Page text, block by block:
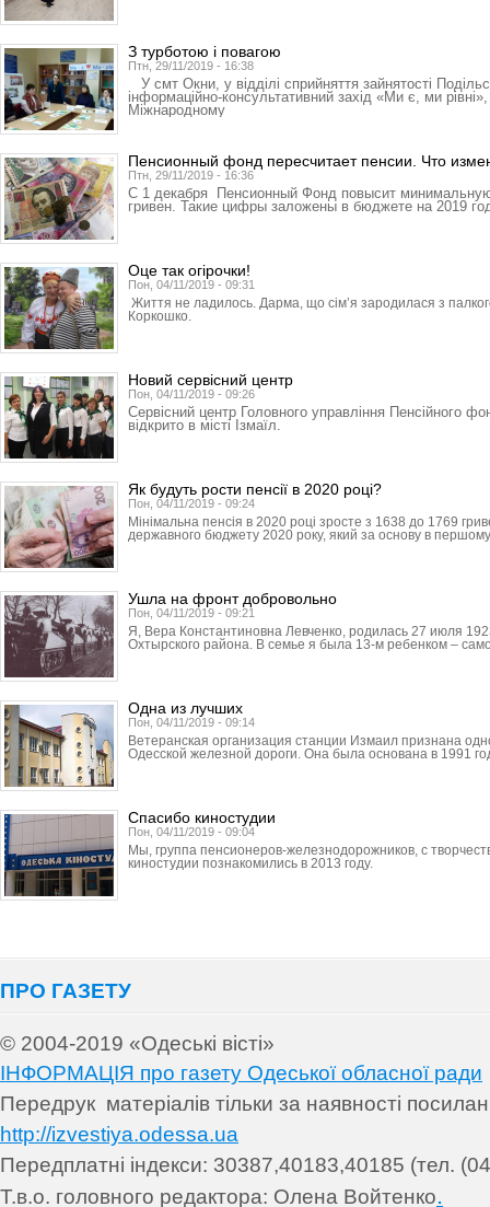
З турботою і повагою
Птн, 29/11/2019 - 16:38
У смт Окни, у відділі сприйняття зайнятості
інформаційно-консультативний захід «Ми є, ми
Міжнародному
Пенсионный фонд пересчитает пенсии. Что
Птн, 29/11/2019 - 16:36
С 1 декабря Пенсионный Фонд повысит
гривен. Такие цифры заложены в бюджете на 2019
Оце так огірочки!
Пон, 04/11/2019 - 09:31
Життя не ладилось. Дарма, що сім’я зародилася з
Коркошко.
Новий сервісний центр
Пон, 04/11/2019 - 09:26
Сервісний центр Головного управління Пенсійного
відкрито в місті Ізмаїл.
Як будуть рости пенсії в 2020 році?
Пон, 04/11/2019 - 09:24
Мінімальна пенсія в 2020 році зросте з 1638 до 1769
державного бюджету 2020 року, який за основу в
Ушла на фронт добровольно
Пон, 04/11/2019 - 09:21
Я, Вера Константиновна Левченко, родилась 27 июля
Охтырского района. В семье я была 13-м ребенком –
Одна из лучших
Пон, 04/11/2019 - 09:14
Ветеранская организация станции Измаил признана
Одесской железной дороги. Она была основана в 1991
Спасибо киностудии
Пон, 04/11/2019 - 09:04
Мы, группа пенсионеров-железнодорожников, с
киностудии познакомились в 2013 году.
ПРО ГАЗЕТУ
© 2004-2019 «Одеські вісті»
ІНФОРМАЦІЯ про газету Одеської обласної ради
Передрук матеріалів тільки за наявності
http://izvestiya.odessa.ua
Передплатні індекси: 30387,40183,40185 (тел.
Т.в.о. головного редактора: Олена Войтенко.